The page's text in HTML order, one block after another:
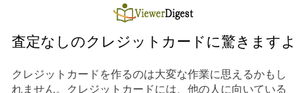
content
査定なしのクレジットカードに驚きますよ
クレジットカードを作るのは大変な作業に思えるかもし
れません。クレジットカードには、他の人に向いている